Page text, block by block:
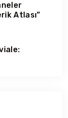
Atlası”